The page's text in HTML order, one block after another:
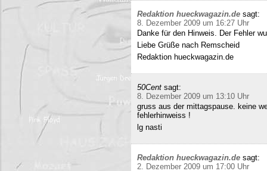
Redaktion hueckwagazin.de sagt:
8. Dezember 2009 um 16:27 Uhr
Danke für den Hinweis. Der Fehler
Liebe Grüße nach Remscheid
Redaktion hueckwagazin.de
50Cent sagt:
8. Dezember 2009 um 13:10 Uhr
gruss aus der mittagspause. keine
fehlerhinweiss !
lg nasti
Redaktion hueckwagazin.de sagt:
2. Dezember 2009 um 17:00 Uhr